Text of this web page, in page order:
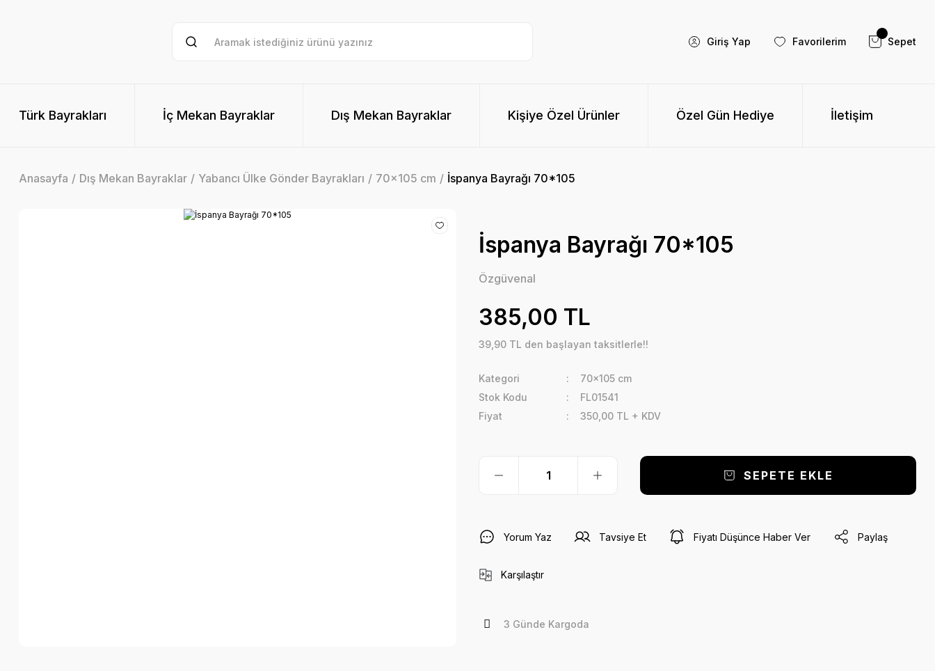
Giriş Yap Favorilerim Sepet
Türk Bayrakları İç Mekan Bayraklar Dış Mekan Bayraklar Kişiye Özel Ürünler Özel Gün Hediye İletişim
Anasayfa Dış Mekan Bayraklar Yabancı Ülke Gönder Bayrakları 70x105 cm İspanya Bayrağı 70*105
İspanya Bayrağı 70*105
Özgüvenal
385,00 TL
39,90 TL den başlayan taksitlerle!!
Kategori
70x105 cm
Stok Kodu
FL01541
Fiyat
350,00 TL + KDV
SEPETE EKLE
Yorum Yaz Tavsiye Et Fiyatı Düşünce Haber Ver Paylaş
Karşılaştır
3 Günde Kargoda